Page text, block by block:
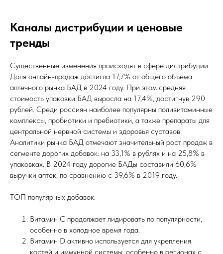
Каналы дистрибуции и ценовые
тренды
Существенные изменения происходят в сфере дистрибуции.
Доля онлайн-продаж достигла 17,7% от общего объема
аптечного рынка БАД в 2024 году. При этом средняя
стоимость упаковки БАД выросла на 17,4%, достигнув 290
рублей. Среди россиян наиболее популярны поливитаминные
комплексы, пробиотики и пребиотики, а также препараты для
центральной нервной системы и здоровья суставов.
Аналитики рынка БАД отмечают значительный рост продаж в
сегменте дорогих добавок: на 33,1% в рублях и на 25,8% в
упаковках. В 2024 году дорогие БАДы составили 60,6%
выручки аптек, по сравнению с 39,6% в 2019 году.
ТОП популярных добавок:
Витамин C продолжает лидировать по популярности,
особенно в холодное время года.
Витамин D активно используется для укрепления
костей и иммунной системы, особенно в регионах с